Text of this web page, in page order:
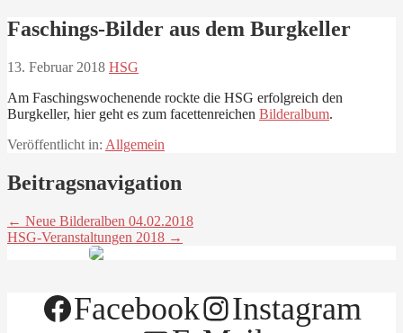
Faschings-Bilder aus dem Burgkeller
13. Februar 2018 HSG
Am Faschingswochenende rockte die HSG erfolgreich den
Burgkeller, hier geht es zum facettenreichen Bilderalbum.
Veröffentlicht in: Allgemein
Beitragsnavigation
← Neue Bilderalben 04.02.2018
HSG-Veranstaltungen 2018 →
Facebook
Instagram